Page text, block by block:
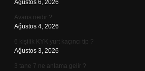
Ağustos 6, 2026
Avans nedir ?
Ağustos 4, 2026
6 kişilik KYK yurt kaçıncı tip ?
Ağustos 3, 2026
3 tane 7 ne anlama gelir ?